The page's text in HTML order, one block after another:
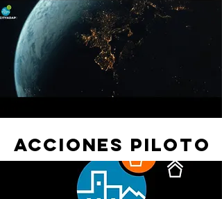
acciones piloto